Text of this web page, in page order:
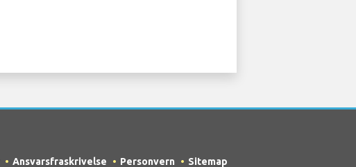
Ansvarsfraskrivelse Personvern Sitemap